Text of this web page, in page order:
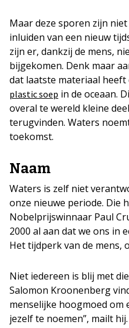
Maar deze sporen zijn
inluiden van een nieuw
zijn er, dankzij de mens,
bijgekomen. Denk maar
dat laatste materiaal
plastic soep in de oceaan.
overal te wereld kleine
terugvinden. Waters
toekomst.
Naam
Waters is zelf niet
onze nieuwe periode. Die
Nobelprijswinnaar Paul
2000 al aan dat we ons in
Het tijdperk van de mens,
Niet iedereen is blij met
Salomon Kroonenberg
menselijke hoogmoed
jezelf te noemen”, mailt